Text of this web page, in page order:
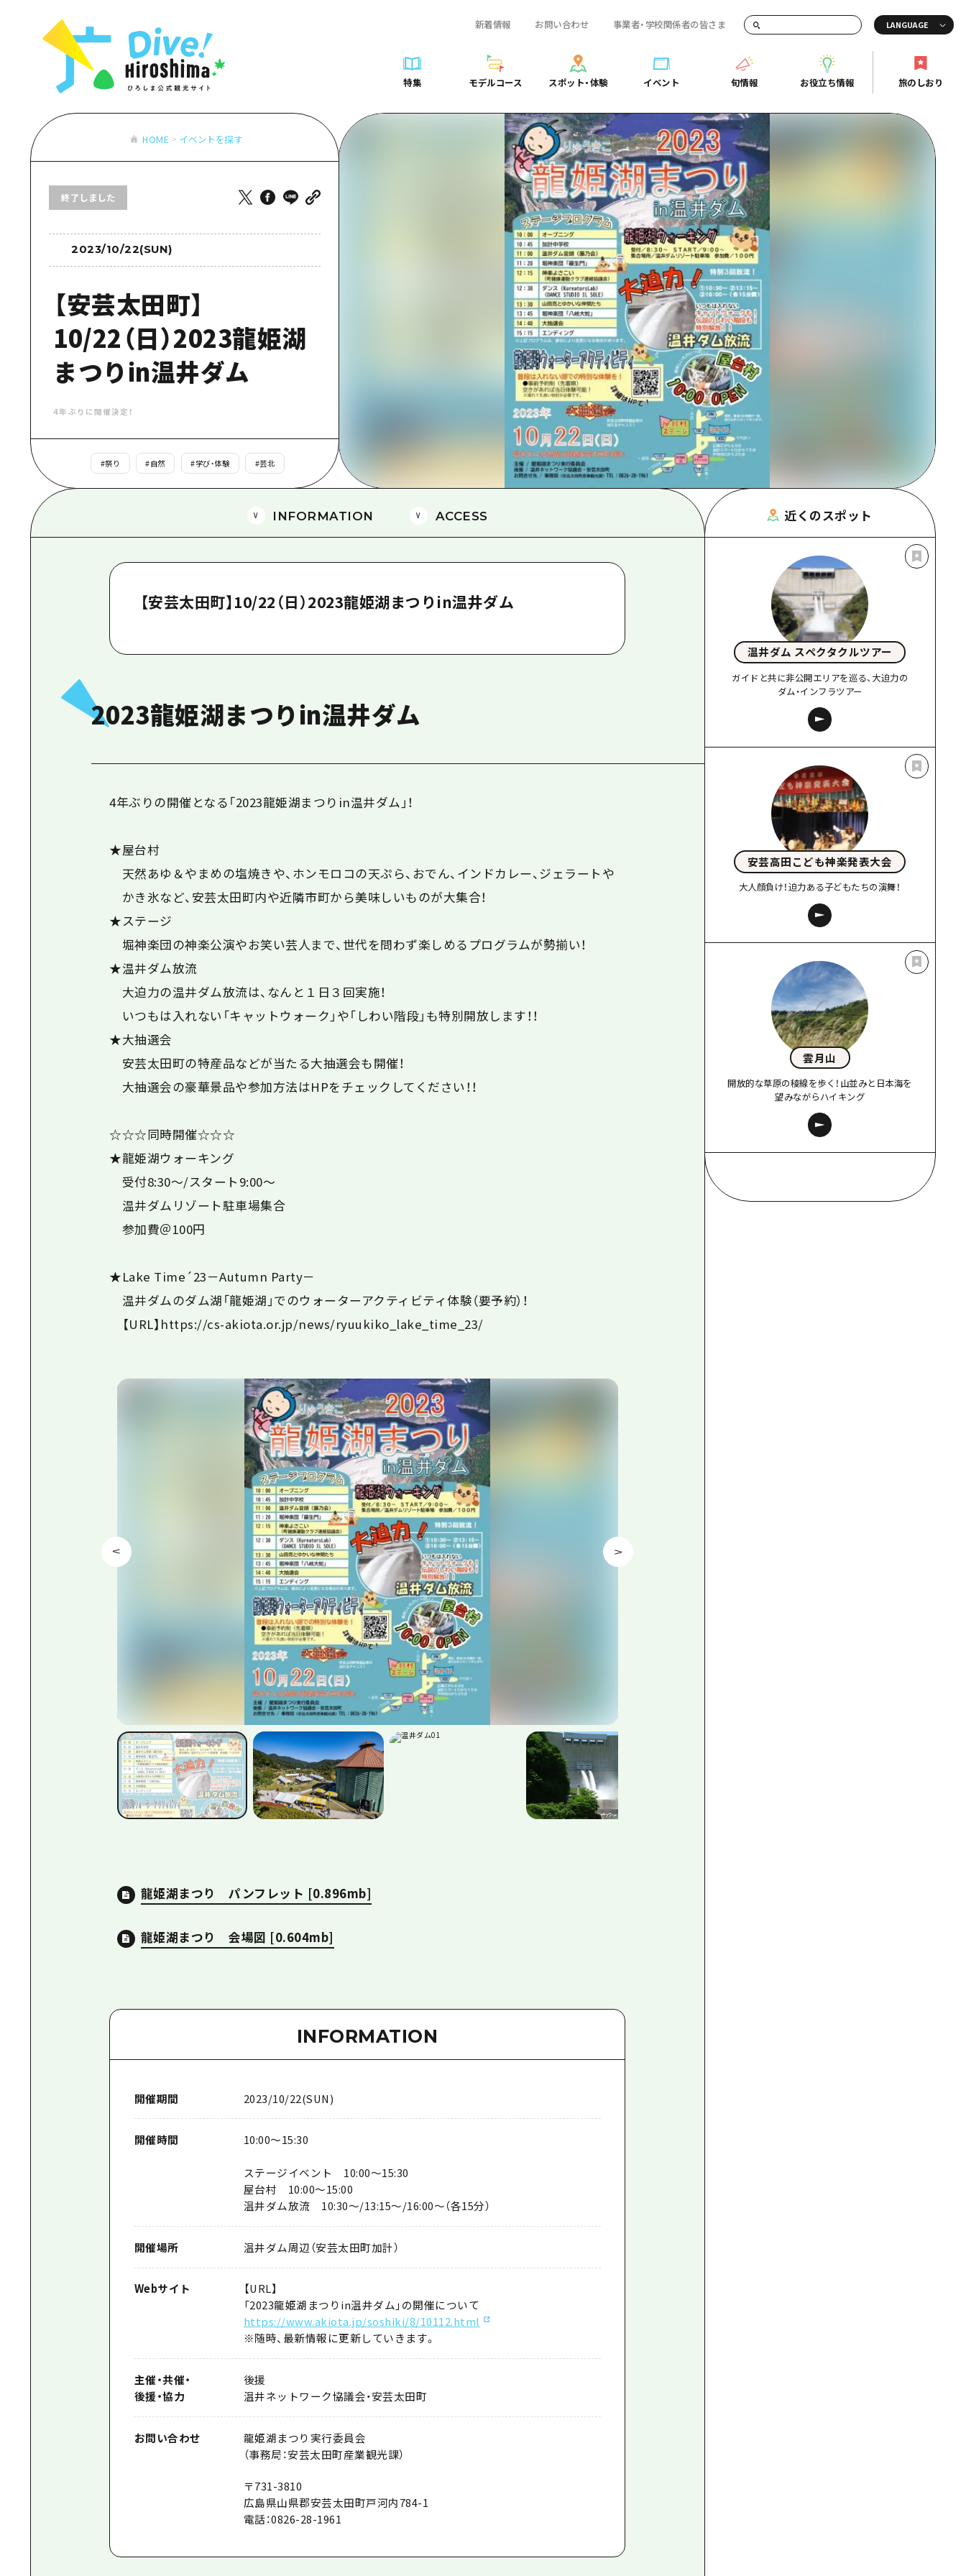
新着情報 お問い合わせ 事業者・学校関係者の皆さま
特集
アート
学び・体験
定番
歴史・文化
癒し
自然
モデルコース
広島市周辺
安芸
備後
備北
芸北
宮島周辺
山口県東部
弾丸
日帰り
半日
1泊2日
2泊3日
スポット・体験
スポット・体験一覧
広島市周辺
安芸
備後
備北
芸北
宮島周辺
山口県東部
愛媛県
島根県
イベント
旬情報
お役立ち情報
広島おもてなしパス
HIROSHIMA FREE Wi-Fi
観光案内所
広島県を訪れる外国人旅行者向け情報一覧
ボランティアガイド
ユニバーサルツーリズム
ガイドブック
広島県の魅力を動画でご紹介！
よくあるご質問
メディア掲載情報
フォトダウンロード
関連リンク
旅のしおり
おすすめ
世界遺産
歴史・文化
半日
2泊3日
備後
芸北
宮島周辺
山口県東部
愛媛県
島根県
お役立ち情報一覧
アクセス
二次交通まとめ
HIROSHIMA FREE Wi-Fi
ボランティアガイド
広島県の魅力を動画でご紹介！
よくあるご質問
フォトダウンロード
関連リンク
HOME イベントを探す
終了しました
2023/10/22(SUN)
【安芸太田町】
10/22（日）2023龍姫湖
まつりin温井ダム
4年ぶりに開催決定！
#祭り #自然 #学び・体験 #芸北
INFORMATION ACCESS
【安芸太田町】10/22（日）2023龍姫湖まつりin温井ダム
2023龍姫湖まつりin温井ダム
4年ぶりの開催となる「2023龍姫湖まつりin温井ダム」！
★屋台村
天然あゆ＆やまめの塩焼きや、ホンモロコの天ぷら、おでん、インドカレー、ジェラートや
かき氷など、安芸太田町内や近隣市町から美味しいものが大集合！
★ステージ
堀神楽団の神楽公演やお笑い芸人まで、世代を問わず楽しめるプログラムが勢揃い！
★温井ダム放流
大迫力の温井ダム放流は、なんと１日３回実施！
いつもは入れない「キャットウォーク」や「しわい階段」も特別開放します！！
★大抽選会
安芸太田町の特産品などが当たる大抽選会も開催！
大抽選会の豪華景品や参加方法はHPをチェックしてください！！
☆☆☆同時開催☆☆☆
★龍姫湖ウォーキング
受付8:30～/スタート9:00～
温井ダムリゾート駐車場集合
参加費＠100円
★Lake Time´23－Autumn Party－
温井ダムのダム湖「龍姫湖」でのウォーターアクティビティ体験（要予約）！
【URL】https://cs-akiota.or.jp/news/ryuukiko_lake_time_23/
龍姫湖まつり パンフレット [0.896mb]
龍姫湖まつり 会場図 [0.604mb]
INFORMATION
開催期間 2023/10/22(SUN)
開催時間 10:00～15:30
ステージイベント 10:00～15:30
屋台村 10:00～15:00
温井ダム放流 10:30～/13:15～/16:00～（各15分）
開催場所 温井ダム周辺（安芸太田町加計）
Webサイト
【URL】
「2023龍姫湖まつりin温井ダム」の開催について
https://www.akiota.jp/soshiki/8/10112.html
※随時、最新情報に更新していきます。
主催・共催・
後援・協力
後援
温井ネットワーク協議会・安芸太田町
お問い合わせ
龍姫湖まつり実行委員会
（事務局：安芸太田町産業観光課）
〒731-3810
広島県山県郡安芸太田町戸河内784-1
電話：0826-28-1961
近くのスポット
温井ダム スペクタクルツアー
ガイドと共に非公開エリアを巡る、大迫力の
ダム・インフラツアー
安芸高田こども神楽発表大会
大人顔負け！迫力ある子どもたちの演舞！
雲月山
開放的な草原の稜線を歩く！山並みと日本海を
望みながらハイキング